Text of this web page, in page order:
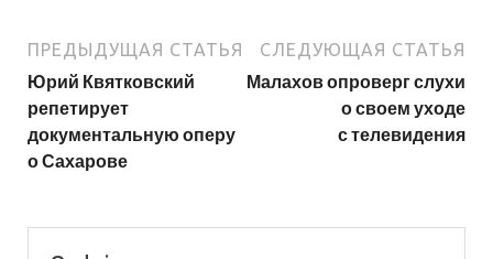
ПРЕДЫДУЩАЯ СТАТЬЯ
Юрий Квятковский
репетирует
документальную оперу
о Сахарове
СЛЕДУЮЩАЯ СТАТЬЯ
Малахов опроверг слухи
о своем уходе
с телевидения